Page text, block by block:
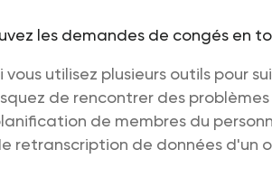
vous utilisez plusieurs outils pour
de rencontrer des
de membres du
retranscription de données d'un